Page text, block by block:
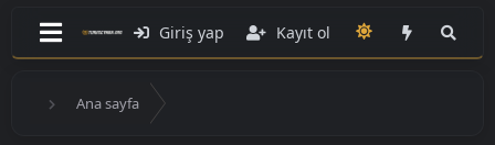
Giriş yap Kayıt ol
Ana sayfa